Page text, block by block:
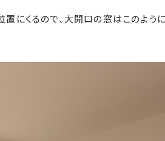
にくるので、大開口の窓はこのよう